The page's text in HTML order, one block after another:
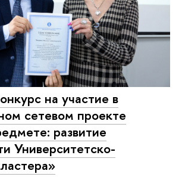
на участие в
сетевом проекте
развитие
Университетско-